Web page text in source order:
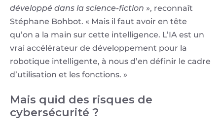
développé dans la science-fiction », reconnaît
Stéphane Bohbot. « Mais il faut avoir en tête
qu’on a la main sur cette intelligence. L’IA est un
vrai accélérateur de développement pour la
robotique intelligente, à nous d’en définir le cadre
d’utilisation et les fonctions. »
Mais quid des risques de
cybersécurité ?